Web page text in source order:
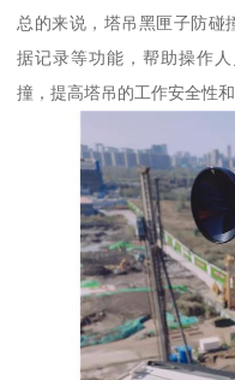
总的来说，塔吊黑匣子防碰
据记录等功能，帮助操作
撞，提高塔吊的工作安全性和